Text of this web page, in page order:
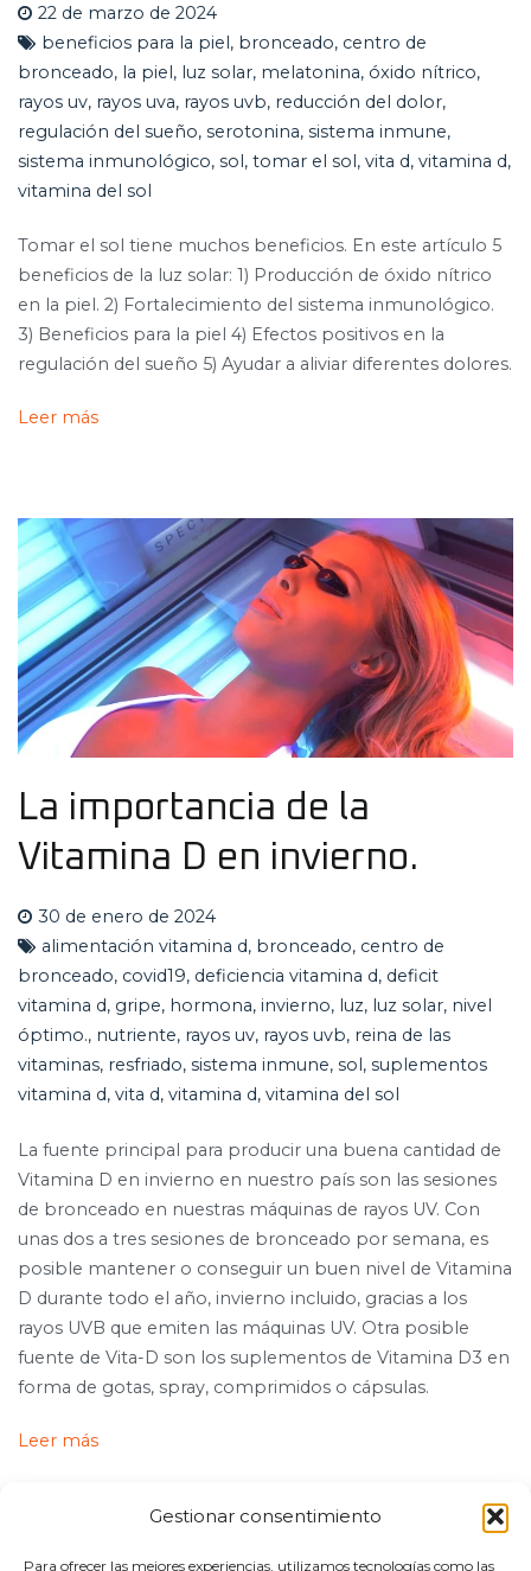
Gestionar consentimiento
Para ofrecer las mejores experiencias, utilizamos tecnologías como las
22 de marzo de 2024
beneficios para la piel, bronceado, centro de
bronceado, la piel, luz solar, melatonina, óxido nítrico,
rayos uv, rayos uva, rayos uvb, reducción del dolor,
regulación del sueño, serotonina, sistema inmune,
sistema inmunológico, sol, tomar el sol, vita d, vitamina d,
vitamina del sol
Tomar el sol tiene muchos beneficios. En este artículo 5
beneficios de la luz solar: 1) Producción de óxido nítrico
en la piel. 2) Fortalecimiento del sistema inmunológico.
3) Beneficios para la piel 4) Efectos positivos en la
regulación del sueño 5) Ayudar a aliviar diferentes dolores.
Leer más
La importancia de la
Vitamina D en invierno.
30 de enero de 2024
alimentación vitamina d, bronceado, centro de
bronceado, covid19, deficiencia vitamina d, deficit
vitamina d, gripe, hormona, invierno, luz, luz solar, nivel
óptimo., nutriente, rayos uv, rayos uvb, reina de las
vitaminas, resfriado, sistema inmune, sol, suplementos
vitamina d, vita d, vitamina d, vitamina del sol
La fuente principal para producir una buena cantidad de
Vitamina D en invierno en nuestro país son las sesiones
de bronceado en nuestras máquinas de rayos UV. Con
unas dos a tres sesiones de bronceado por semana, es
posible mantener o conseguir un buen nivel de Vitamina
D durante todo el año, invierno incluido, gracias a los
rayos UVB que emiten las máquinas UV. Otra posible
fuente de Vita-D son los suplementos de Vitamina D3 en
forma de gotas, spray, comprimidos o cápsulas.
Leer más